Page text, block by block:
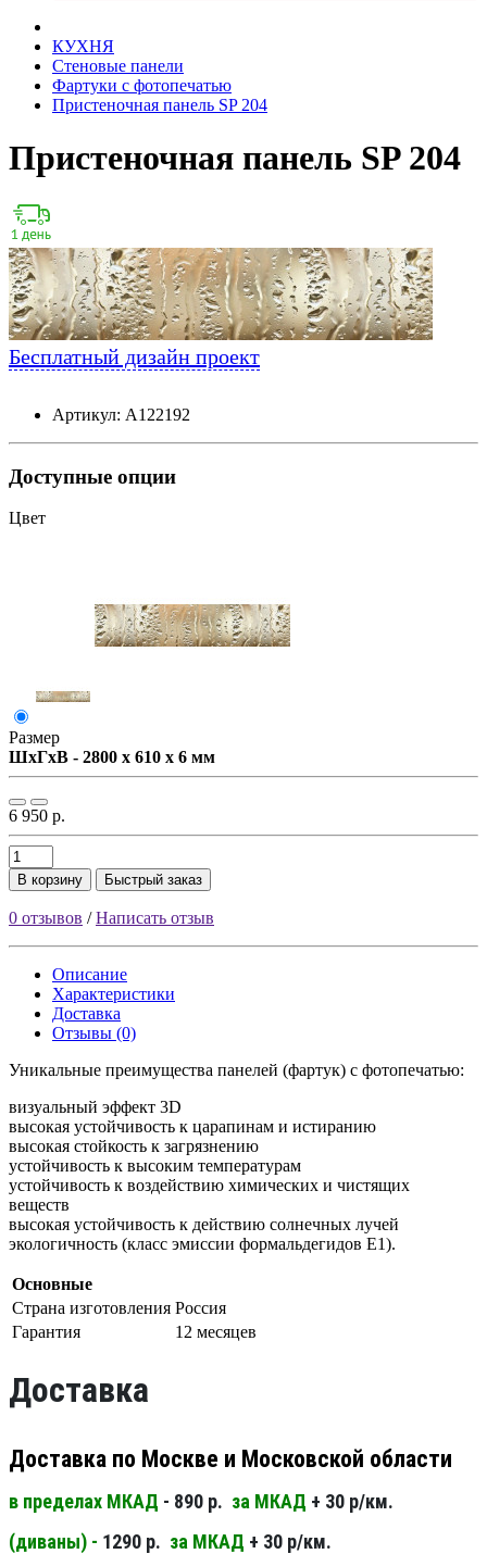
КУХНЯ
Стеновые панели
Фартуки с фотопечатью
Пристеночная панель SP 204
Пристеночная панель SP 204
Бесплатный дизайн проект
Артикул: А122192
Доступные опции
Цвет
Размер
ШxГxВ - 2800 x 610 x 6 мм
6 950 р.
В корзину Быстрый заказ
0 отзывов /Написать отзыв
Описание
Характеристики
Доставка
Отзывы (0)
Уникальные преимущества панелей (фартук) с фотопечатью:
визуальный эффект 3D
высокая устойчивость к царапинам и истиранию
высокая стойкость к загрязнению
устойчивость к высоким температурам
устойчивость к воздействию химических и чистящих
веществ
высокая устойчивость к действию солнечных лучей
экологичность (класс эмиссии формальдегидов Е1).
Основные
Страна изготовления Россия
Гарантия
12 месяцев
Доставка
Доставка по Москве и Московской области
в пределах МКАД - 890 р. за МКАД + 30 р/км.
(диваны) - 1290 р. за МКАД + 30 р/км.